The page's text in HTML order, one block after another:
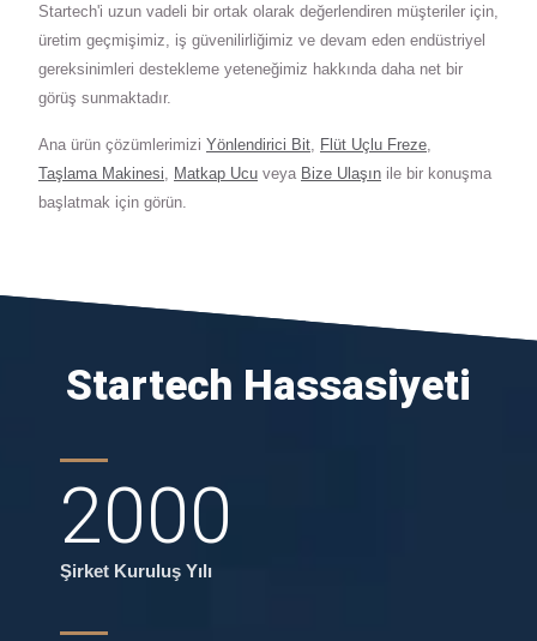
Startech'i uzun vadeli bir ortak olarak değerlendiren müşteriler için,
üretim geçmişimiz, iş güvenilirliğimiz ve devam eden endüstriyel
gereksinimleri destekleme yeteneğimiz hakkında daha net bir
görüş sunmaktadır.
Ana ürün çözümlerimizi Yönlendirici Bit Flüt Uçlu Freze
Taşlama Makinesi
Matkap Ucu veya Bize Ulaşın ile bir konuşma
başlatmak için görün.
Startech Hassasiyeti
2000
Şirket Kuruluş Yılı